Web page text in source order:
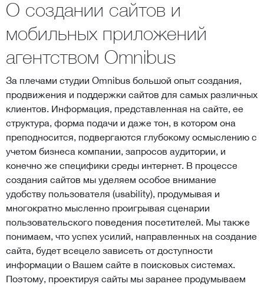
О создании сайтов и
мобильных приложений
агентством Omnibus
За плечами студии Omnibus большой опыт создания,
продвижения и поддержки сайтов для самых различных
клиентов. Информация, представленная на сайте, ее
структура, форма подачи и даже тон, в котором она
преподносится, подвергаются глубокому осмыслению с
учетом бизнеса компании, запросов аудитории, и
конечно же специфики среды интернет. В процессе
создания сайтов мы уделяем особое внимание
удобству пользователя (usability), продумывая и
многократно мысленно проигрывая сценарии
пользовательского поведения посетителей. Мы также
понимаем, что успех усилий, направленных на создание
сайта, будет всецело зависеть от доступности
информации о Вашем сайте в поисковых системах.
Поэтому, проектируя сайты мы заранее продумываем